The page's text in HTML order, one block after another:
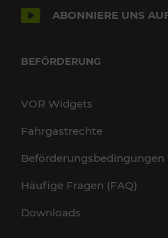
ABONNIERE UNS
BEFÖRDERUNG
VOR Widgets
Fahrgastrechte
Beförderungsbedingungen
Häufige Fragen (FAQ)
Downloads